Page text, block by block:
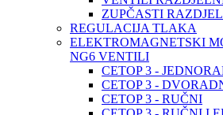
ZUPČASTI
REGULACIJA TLAKA
ELEKTROMAGNETSKI
NG6 VENTILI
CETOP 3 -
CETOP 3 -
CETOP 3 - RUČNI